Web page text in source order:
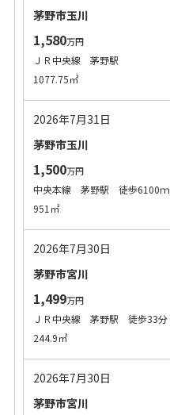
茅野市玉川
1,580万円
ＪＲ中央線 茅野駅
1077.75㎡
2026年7月31日
茅野市玉川
1,500万円
中央本線 茅野駅 徒歩6100ｍ
951㎡
2026年7月30日
茅野市宮川
1,499万円
ＪＲ中央線 茅野駅 徒歩33分
244.9㎡
2026年7月30日
茅野市宮川